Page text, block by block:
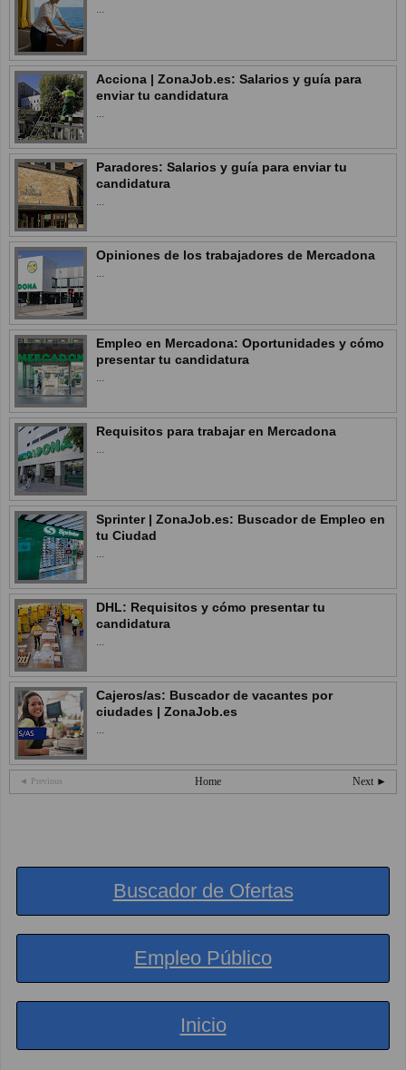
...
Acciona | ZonaJob.es: Salarios y guía para
enviar tu candidatura
...
Paradores: Salarios y guía para enviar tu
candidatura
...
Opiniones de los trabajadores de Mercadona
...
Empleo en Mercadona: Oportunidades y cómo
presentar tu candidatura
...
Requisitos para trabajar en Mercadona
...
Sprinter | ZonaJob.es: Buscador de Empleo en
tu Ciudad
...
DHL: Requisitos y cómo presentar tu
candidatura
...
Cajeros/as: Buscador de vacantes por
ciudades | ZonaJob.es
...
◄ Previous Next ►
Home
Buscador de Ofertas
Empleo Público
Inicio